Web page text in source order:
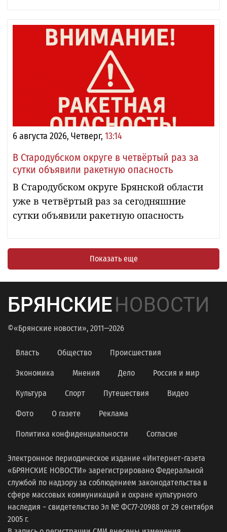
6 августа 2026, Четверг, 13:14
В Стародубском округе в четвёртый раз за
сутки объявили ракетную опасность
В Стародубском округе Брянской области
уже в четвёртый раз за сегодняшние
сутки объявили ракетную опасность
Показать еще
БРЯНСКИЕНОВОСТИ
©«Брянские новости», 2011—2026
Власть Общество Происшествия
Экономика Мнения Дело Россия и мир
Культура Спорт Путешествия Видео
Фото О газете Реклама
Политика конфиденциальности Согласие
Электронное периодическое издание «Интернет-газета
«БРЯНСКИЕ НОВОСТИ» зарегистрировано Федеральной
службой по надзору за соблюдением законодательства в
сфере массовых коммуникаций и охране культурного
наследия − свидетельство Эл № ФС77-20988 от 29 сентября
2005 г.